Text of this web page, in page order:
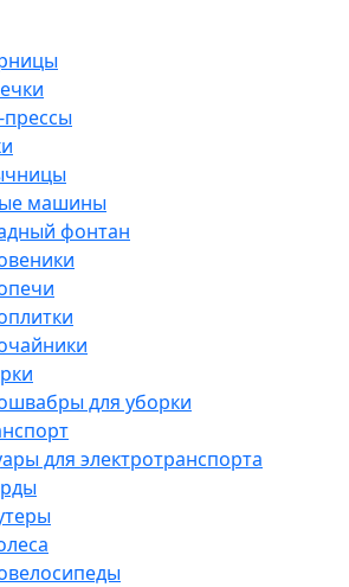
машины
фонтан
для уборки
для электротранспорта